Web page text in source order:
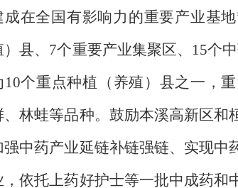
成在全国有影响力的重要产业基
县、 7个重要产业集聚区、 15个
10个重点种植（养殖）县之一，
、林蛙等品种。鼓励本溪高新区和
强中药产业延链补链强链、实现中
，依托上药好护士等一批中成药和